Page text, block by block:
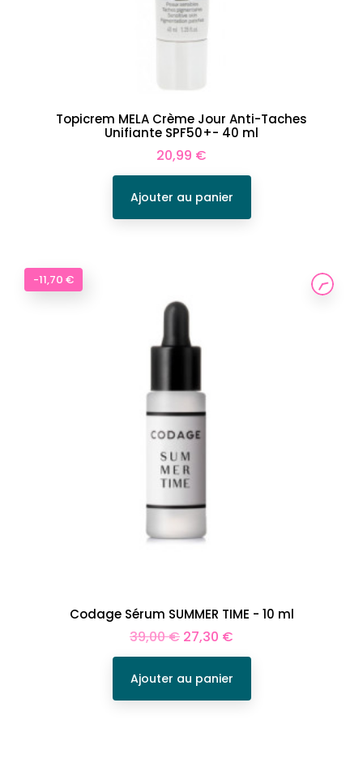
Topicrem MELA Crème Jour Anti-Taches
Unifiante SPF50+- 40 ml
Prix
20,99 €
Ajouter au panier
Codage Sérum SUMMER TIME - 10 ml
Prix
de
base
39,00 € Prix
27,30 €
Ajouter au panier
-11,70 €